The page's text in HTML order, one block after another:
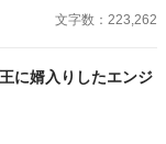
笑顔と便利さを届けた
や家事といった 日常の
過ごしていく。 やが
人たちも顔を出し、 孤
ない、争わ
と暮らすだけ。 ほん
文字数：223,262
に婿入りしたエンジ